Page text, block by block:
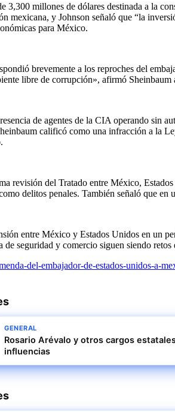
3,300 millones de dólares destinada a la
mexicana, y Johnson señaló que “la
para México.
brevemente a los reproches del
libre de corrupción», afirmó Sheinbaum
de agentes de la CIA operando
calificó como una infracción a la
revisión del Tratado entre México,
delitos penales. También señaló que
entre México y Estados Unidos en un
seguridad y comercio siguen siendo
del-embajador-de-estados-unidos-a-
GENERAL
Rosario Arévalo y otros cargos
influencias